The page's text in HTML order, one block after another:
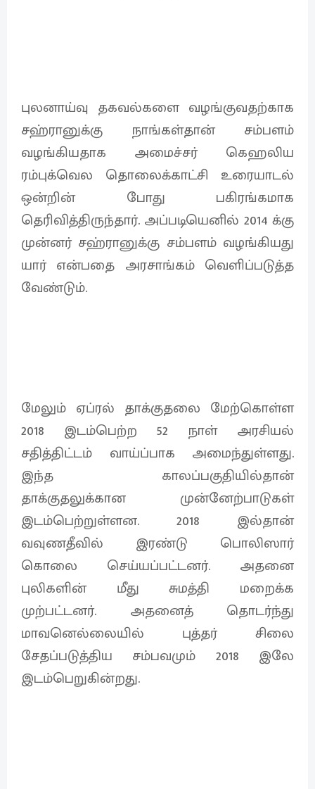
புலனாய்வு தகவல்களை வழங்குவதற்காக
சஹ்ரானுக்கு நாங்கள்தான் சம்பளம்
வழங்கியதாக அமைச்சர் கெஹலிய
ரம்புக்வெல தொலைக்காட்சி உரையாடல்
ஒன்றின் போது பகிரங்கமாக
தெரிவித்திருந்தார். அப்படியெனில் 2014 க்கு
முன்னர் சஹ்ரானுக்கு சம்பளம் வழங்கியது
யார் என்பதை அரசாங்கம் வெளிப்படுத்த
வேண்டும்.
மேலும் ஏப்ரல் தாக்குதலை மேற்கொள்ள
2018 இடம்பெற்ற 52 நாள் அரசியல்
சதித்திட்டம் வாய்ப்பாக அமைந்துள்ளது.
இந்த காலப்பகுதியில்தான்
தாக்குதலுக்கான முன்னேற்பாடுகள்
இடம்பெற்றுள்ளன. 2018 இல்தான்
வவுணதீவில் இரண்டு பொலிஸார்
கொலை செய்யப்பட்டனர். அதனை
புலிகளின் மீது சுமத்தி மறைக்க
முற்பட்டனர். அதனைத் தொடர்ந்து
மாவனெல்லையில் புத்தர் சிலை
சேதப்படுத்திய சம்பவமும் 2018 இலே
இடம்பெறுகின்றது.